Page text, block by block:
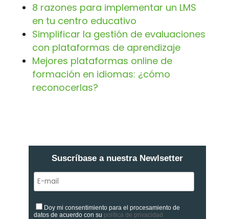
8 razones para implementar un LMS
en tu centro educativo
Simplificar la gestión de evaluaciones
con plataformas de aprendizaje
Mejores plataformas online de
formación en idiomas: ¿cómo
reconocerlas?
Suscríbase a nuestra Newlsetter
Doy mi consentimiento para el procesamiento de
datos de acuerdo con su política de privacidad